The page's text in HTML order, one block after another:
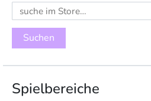
Suchen
nach:
Spielbereiche